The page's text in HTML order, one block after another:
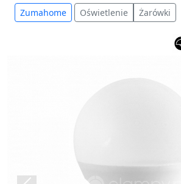
Zumahome Oświetlenie Żarówki